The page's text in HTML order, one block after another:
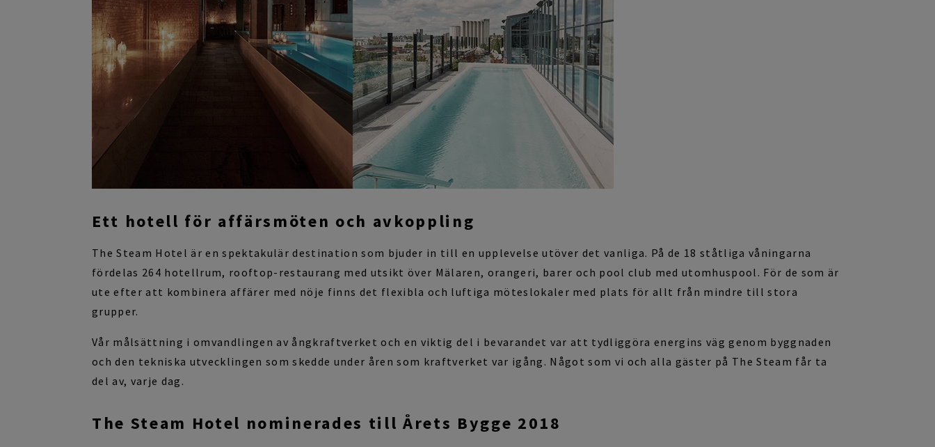
Ett hotell för affärsmöten och avkoppling
TheSteam Hotel är en spektakulär destination som bjuder in till en upplevelse utöver det vanliga. På de 18 ståtliga våningarna
fördelas 264 hotellrum, rooftop-restaurang med utsikt över Mälaren, orangeri, barer och pool club med utomhuspool. För de som är
ute efter att kombinera affärer med nöje finns det flexibla och luftiga möteslokaler med plats för allt från mindre till stora
grupper.
Vår målsättning i omvandlingen av ångkraftverket och en viktig del i bevarandet var att tydliggöra energins väg genom byggnaden
och den tekniska utvecklingen som skedde under åren som kraftverket var igång. Något som vi och alla gäster på TheSteam får ta
del av, varje dag.
The Steam Hotel nominerades till Årets Bygge 2018